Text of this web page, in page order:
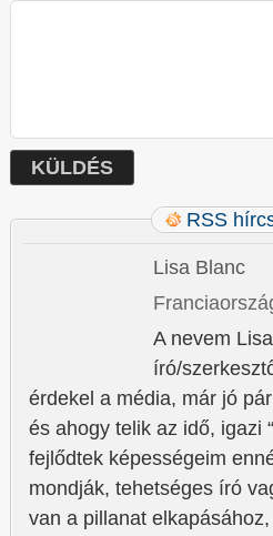
RSS
Lisa Blanc
A nevem
író/
érdekel a média, már jó
és ahogy telik az idő, igazi
fejlődtek képességeim
mondják, tehetséges író
van a pillanat